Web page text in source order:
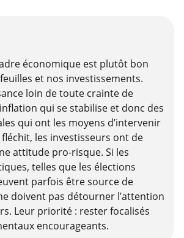
économique est plutôt bon
et nos investissements.
loin de toute crainte de
qui se stabilise et donc des
qui ont les moyens d’intervenir
les investisseurs ont de
attitude pro-risque. Si les
telles que les élections
parfois être source de
doivent pas détourner l’attention
Leur priorité : rester focalisés
encourageants.